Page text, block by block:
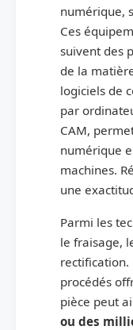
numérique,
Ces
suivent des
de la
logiciels de
par
CAM,
numérique
machines.
une
Parmi les
le fraisage,
rectification.
procédés
pièce peut
ou des